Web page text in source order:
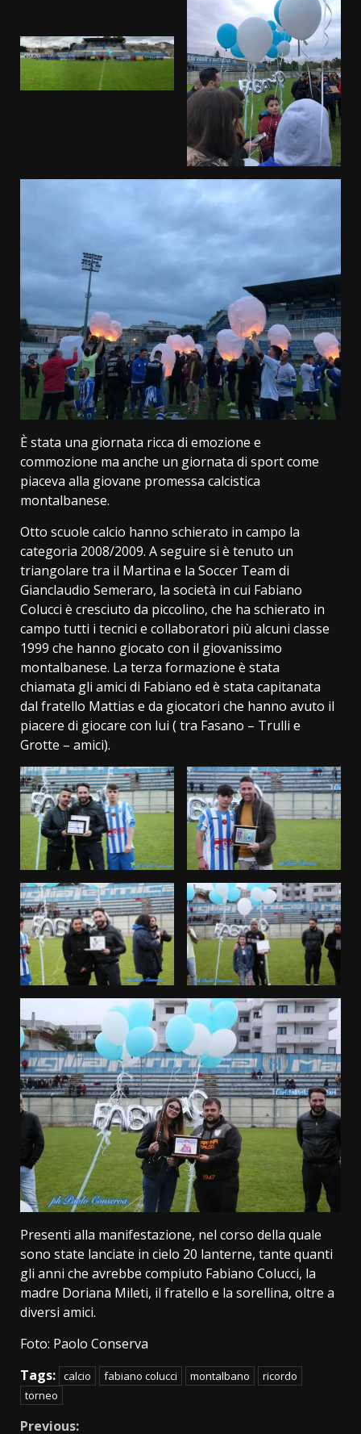
È stata una giornata ricca di emozione e
commozione ma anche un giornata di sport come
piaceva alla giovane promessa calcistica
montalbanese.
Otto scuole calcio hanno schierato in campo la
categoria 2008/2009. A seguire si è tenuto un
triangolare tra il Martina e la Soccer Team di
Gianclaudio Semeraro, la società in cui Fabiano
Colucci è cresciuto da piccolino, che ha schierato in
campo tutti i tecnici e collaboratori più alcuni classe
1999 che hanno giocato con il giovanissimo
montalbanese. La terza formazione è stata
chiamata gli amici di Fabiano ed è stata capitanata
dal fratello Mattias e da giocatori che hanno avuto il
piacere di giocare con lui ( tra Fasano – Trulli e
Grotte – amici).
Presenti alla manifestazione, nel corso della quale
sono state lanciate in cielo 20 lanterne, tante quanti
gli anni che avrebbe compiuto Fabiano Colucci, la
madre Doriana Mileti, il fratello e la sorellina, oltre a
diversi amici.
Foto: Paolo Conserva
Tags: calcio fabiano colucci montalbano
ricordo
torneo
Previous: